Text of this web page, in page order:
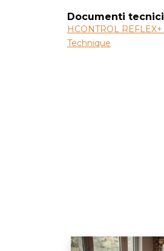
Documenti tecnici
HCONTROL
Technique